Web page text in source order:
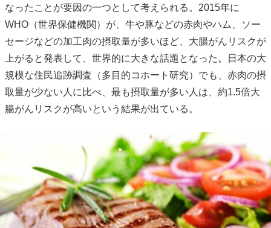
なったことが要因の一つとして考えられる。2015年に
WHO（世界保健機関）が、牛や豚などの赤肉やハム、ソー
セージなどの加工肉の摂取量が多いほど、大腸がんリスクが
上がると発表して、世界的に大きな話題となった。日本の大
規模な住民追跡調査（多目的コホート研究）でも、赤肉の摂
取量が少ない人に比べ、最も摂取量が多い人は、約1.5倍大
腸がんリスクが高いという結果が出ている。